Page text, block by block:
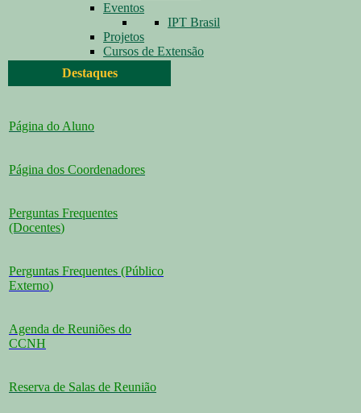
Eventos
IPT Brasil
Projetos
Cursos de Extensão
Destaques
Página do Aluno
Página dos Coordenadores
Perguntas Frequentes
(Docentes)
Perguntas Frequentes (Público
Externo)
Agenda de Reuniões do
CCNH
Reserva de Salas de Reunião